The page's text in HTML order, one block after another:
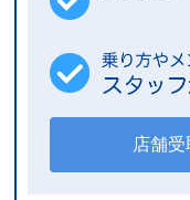
店舗